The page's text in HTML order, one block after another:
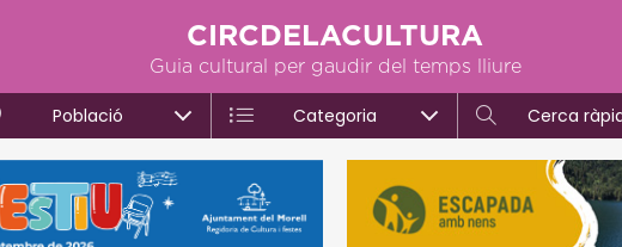
CIRCDELACULTURA
Guia cultural per gaudir del temps lliure
Població Categoria Cerca